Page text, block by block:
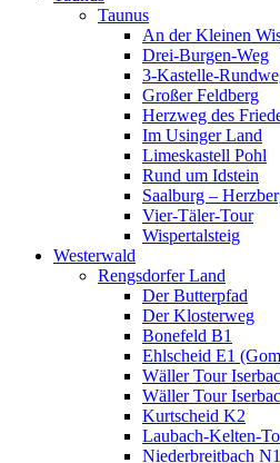
Taunus
An der Kleinen
Drei-Burgen-Weg
3-Kastelle-
Großer Feldberg
Herzweg des
Im Usinger Land
Limeskastell Pohl
Rund um Idstein
Saalburg –
Vier-Täler-Tour
Wispertalsteig
Westerwald
Rengsdorfer Land
Der Butterpfad
Der Klosterweg
Bonefeld B1
Ehlscheid E1
Wäller Tour
Wäller Tour
Kurtscheid K2
Laubach-Kelten-
Niederbreitbach N1